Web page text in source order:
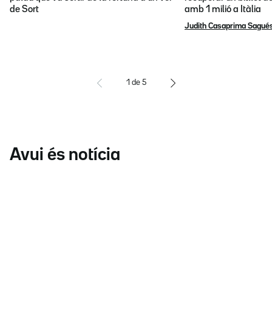
de Sort
amb 1 milió a Itàlia
Judith Casaprima
1 de 5
Avui és notícia